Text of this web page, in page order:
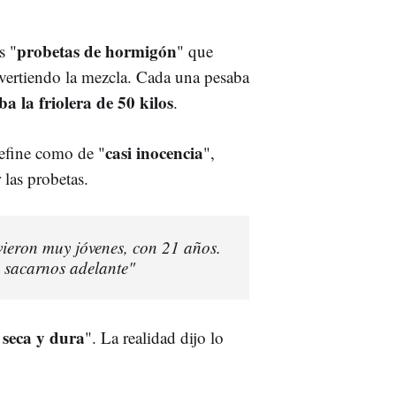
"probetas de hormigón" que
la mezcla. Cada una pesaba
la friolera de 50 kilos.
como de "casi inocencia",
probetas.
muy jóvenes, con 21 años.
adelante"
y dura". La realidad dijo lo